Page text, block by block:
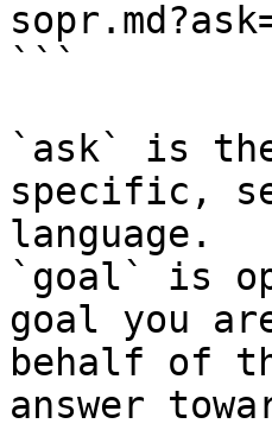
```
`ask` is
specific,
language.
`goal` is
goal you
behalf of
answer